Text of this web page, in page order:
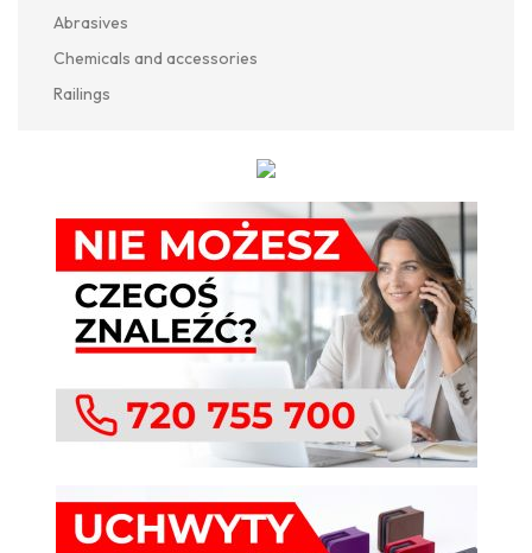
Abrasives
Chemicals and accessories
Railings